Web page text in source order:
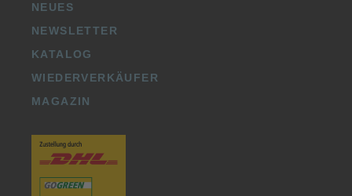
NEUES
NEWSLETTER
KATALOG
WIEDERVERKÄUFER
MAGAZIN